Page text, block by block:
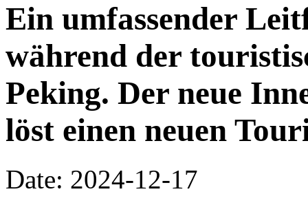
Ein umfassender
während der
Peking. Der neue
löst einen neuen
Date: 2024-12-17